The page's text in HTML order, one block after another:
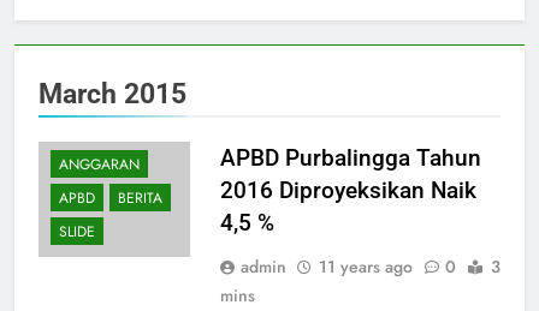
March 2015
ANGGARAN
APBD
BERITA
SLIDE
APBD Purbalingga Tahun
2016 Diproyeksikan Naik
4,5 %
admin 11 years ago 0
3
mins